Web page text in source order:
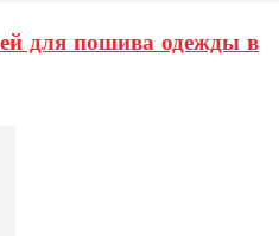
для пошива одежды в